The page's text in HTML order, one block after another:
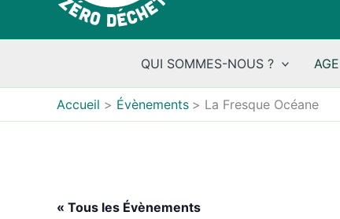
QUI SOMMES-NOUS ?
Accueil Évènements La Fresque Océane
« Tous les Évènements